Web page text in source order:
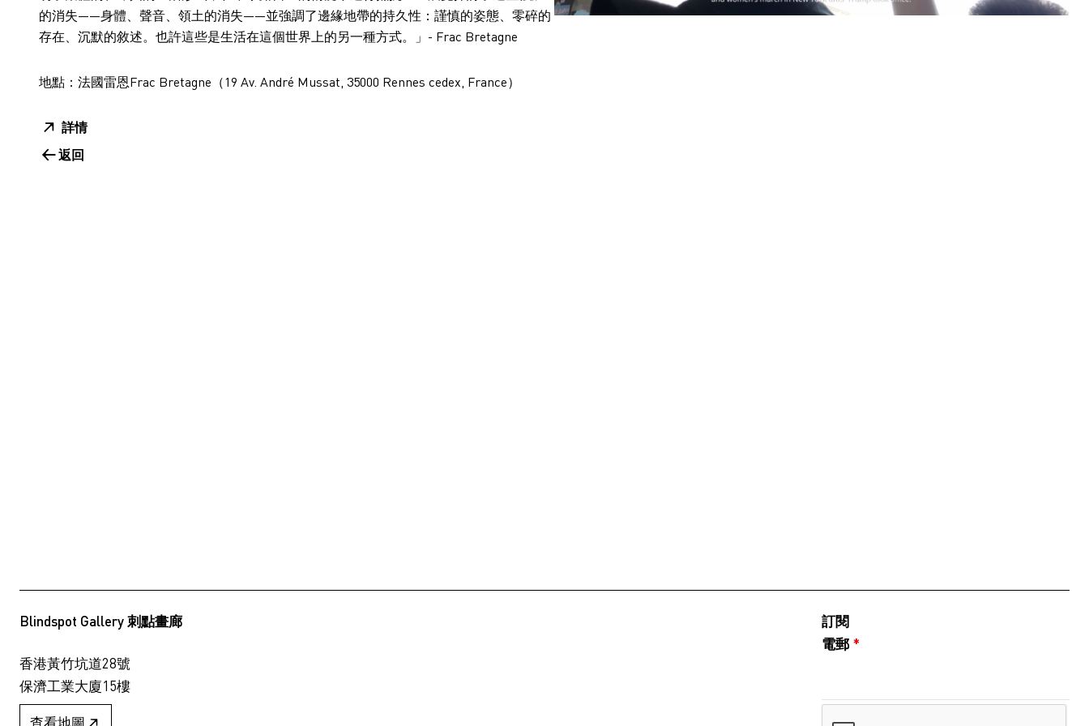
的消失——身體、聲音、領土的消失——並強調了邊緣地帶的持久性：謹慎的姿態、零碎的
存在、沉默的敘述。也許這些是生活在這個世界上的另一種方式。」- Frac Bretagne
地點：法國雷恩Frac Bretagne（19 Av. André Mussat, 35000 Rennes cedex, France）
詳情
返回
Blindspot Gallery 刺點畫廊
香港黃竹坑道28號
保濟工業大廈15樓
查看地圖
訂閱
電郵 *